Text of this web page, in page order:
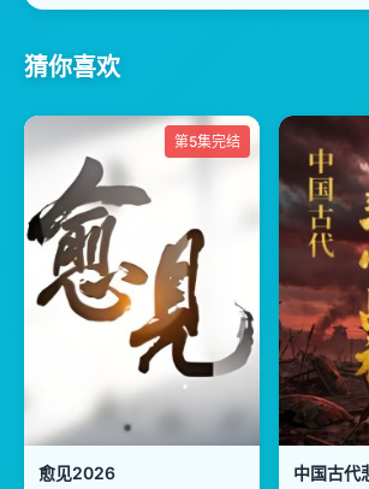
猜你喜欢
第5集完结
愈见2026 中国古代